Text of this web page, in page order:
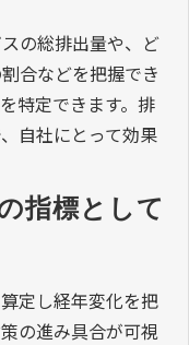
の総排出量や、ど
合などを把握でき
特定できます。排
自社にとって効果
指標として
定し経年変化を把
の進み具合が可視